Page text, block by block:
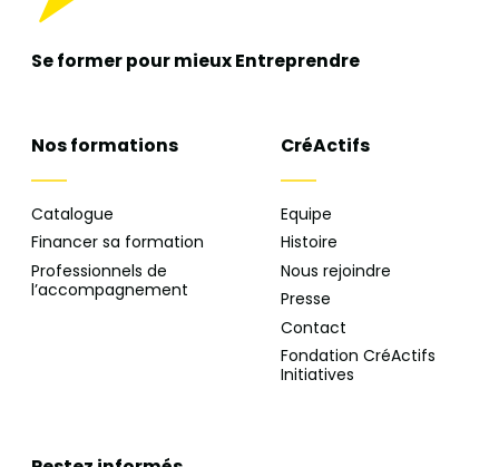
Se former pour mieuxEntreprendre
Nos formations
Catalogue
Financer sa formation
Professionnels de
l’accompagnement
CréActifs
Equipe
Histoire
Nous rejoindre
Presse
Contact
Fondation CréActifs
Initiatives